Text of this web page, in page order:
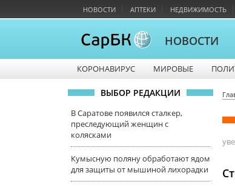
НОВОСТИ АПТЕКИ НЕДВИЖИМОСТЬ
НОВОСТИ
КОРОНАВИРУС МИРОВЫЕ
ВЫБОР РЕДАКЦИИ
В Саратове появился сталкер,
преследующий женщин с
колясками
Кумысную поляну обработают ядом
для защиты от мышиной лихорадки